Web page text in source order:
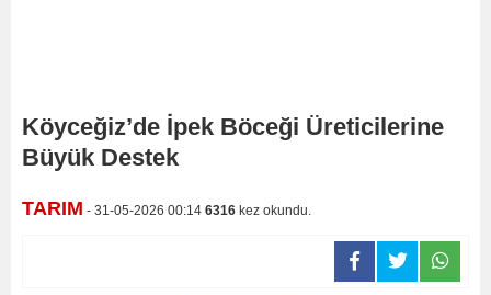
Köyceğiz’de İpek Böceği Üreticilerine
Büyük Destek
TARIM - 31-05-2026 00:14 6316 kez okundu.